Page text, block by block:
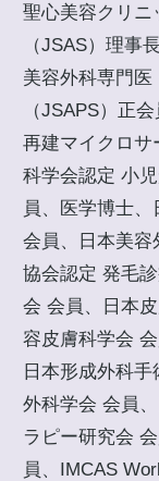
聖心美容クリニ
（JSAS）理事
美容外科専門
（JSAPS）正
再建マイクロサ
科学会認定 小
員、医学博士、
会員、日本美容
協会認定 発毛
会 会員、日本
容皮膚科学会
日本形成外科
外科学会 会員
ラピー研究会
員、IMCAS